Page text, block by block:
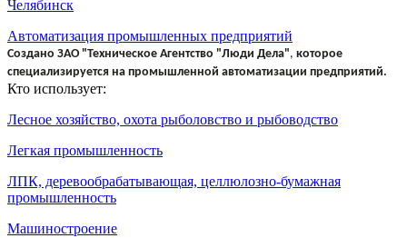
Челябинск
Автоматизация промышленных предприятий
Создано ЗАО "Техническое Агентство "Люди Дела", которое
специализируется на промышленной автоматизации предприятий.
Кто использует:
Лесное хозяйство, охота рыболовство и рыбоводство
Легкая промышленность
ЛПК, деревообрабатывающая, целлюлозно-бумажная
промышленность
Машиностроение